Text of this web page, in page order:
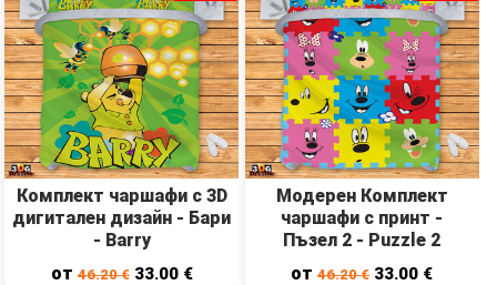
Комплект чаршафи с 3D
дигитален дизайн - Бари
- Barry
от46.20€ 33.00 €
Модерен Комплект
чаршафи с принт -
Пъзел 2 - Puzzle 2
от46.20€ 33.00 €